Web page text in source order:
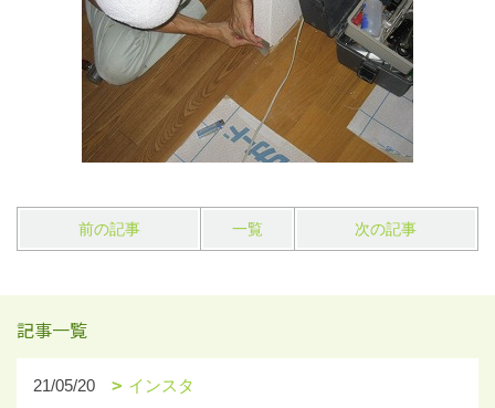
前の記事 一覧 次の記事
記事一覧
21/05/20 インスタ